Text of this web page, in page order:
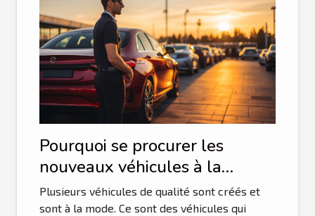
Pourquoi se procurer les
nouveaux véhicules à la
mode ?
Plusieurs véhicules de qualité sont créés et
sont à la mode. Ce sont des véhicules qui